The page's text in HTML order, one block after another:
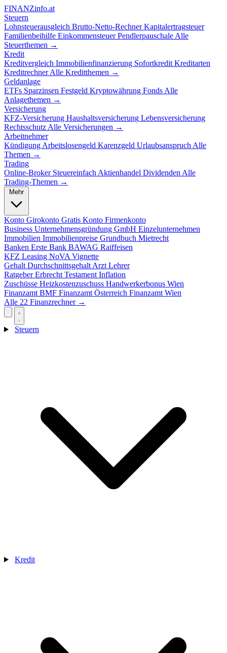
FINANZinfo.at
Steuern
Lohnsteuerausgleich Brutto-Netto-RechnerKapitalertragsteuer
Familienbeihilfe EinkommensteuerPendlerpauschale Alle
Steuerthemen →
Kredit
Kreditvergleich Immobilienfinanzierung Sofortkredit Kreditarten
KreditrechnerAlle Kreditthemen →
Geldanlage
ETFs Sparzinsen Festgeld Kryptowährung Fonds Alle
Anlagethemen →
Versicherung
KFZ-Versicherung Haushaltsversicherung Lebensversicherung
Rechtsschutz Alle Versicherungen →
Arbeitnehmer
Kündigung Arbeitslosengeld Karenzgeld Urlaubsanspruch Alle
Themen →
Trading
Online-Broker Steuereinfach Aktienhandel Dividenden Alle
Trading-Themen →
Mehr
Konto Girokonto Gratis Konto Firmenkonto
Business Unternehmensgründung GmbH Einzelunternehmen
Immobilien Immobilienpreise Grundbuch Mietrecht
Banken Erste Bank BAWAG Raiffeisen
KFZ Leasing NoVA Vignette
Gehalt Durchschnittsgehalt Arzt Lehrer
RatgeberErbrecht Testament Inflation
Zuschüsse Heizkostenzuschuss Handwerkerbonus Wien
Finanzamt BMF Finanzamt Österreich Finanzamt Wien
Alle 22 Finanzrechner →
Steuern
Kredit